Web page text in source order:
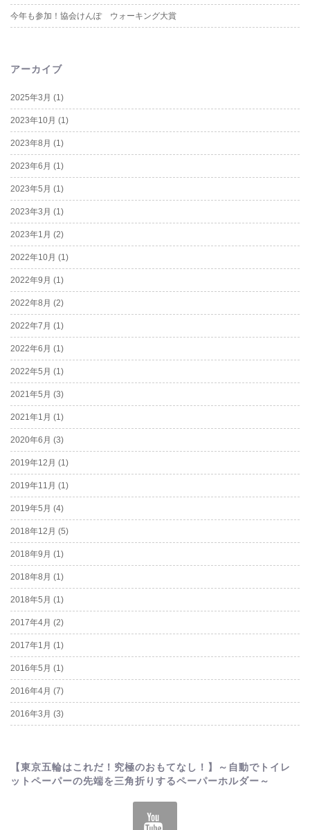
今年も参加！協会けんぽ ウォーキング大賞
アーカイブ
2025年3月 (1)
2023年10月 (1)
2023年8月 (1)
2023年6月 (1)
2023年5月 (1)
2023年3月 (1)
2023年1月 (2)
2022年10月 (1)
2022年9月 (1)
2022年8月 (2)
2022年7月 (1)
2022年6月 (1)
2022年5月 (1)
2021年5月 (3)
2021年1月 (1)
2020年6月 (3)
2019年12月 (1)
2019年11月 (1)
2019年5月 (4)
2018年12月 (5)
2018年9月 (1)
2018年8月 (1)
2018年5月 (1)
2017年4月 (2)
2017年1月 (1)
2016年5月 (1)
2016年4月 (7)
2016年3月 (3)
【東京五輪はこれだ！究極のおもてなし！】～自動でトイレ
ットペーパーの先端を三角折りするペーパーホルダー～
